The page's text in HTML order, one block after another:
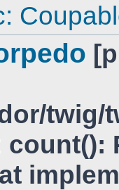
count():